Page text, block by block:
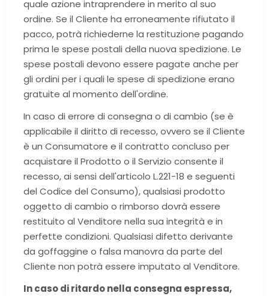
quale azione intraprendere in merito al suo
ordine. Se il Cliente ha erroneamente rifiutato il
pacco, potrà richiederne la restituzione pagando
prima le spese postali della nuova spedizione. Le
spese postali devono essere pagate anche per
gli ordini per i quali le spese di spedizione erano
gratuite al momento dell'ordine.
In caso di errore di consegna o di cambio (se è
applicabile il diritto di recesso, ovvero se il Cliente
è un Consumatore e il contratto concluso per
acquistare il Prodotto o il Servizio consente il
recesso, ai sensi dell'articolo L.221-18 e seguenti
del Codice del Consumo), qualsiasi prodotto
oggetto di cambio o rimborso dovrà essere
restituito al Venditore nella sua integrità e in
perfette condizioni. Qualsiasi difetto derivante
da goffaggine o falsa manovra da parte del
Cliente non potrà essere imputato al Venditore.
In caso di ritardo nella consegna espressa,